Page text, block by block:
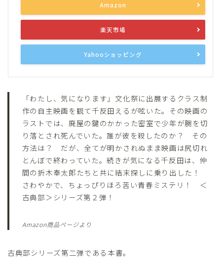
Amazon
楽天市場
Yahooショッピング
「わたし、気になります」文化祭に出展するクラス制
作の自主映画を観て千反田えるが呟いた。その映画の
ラストでは、廃屋の鍵のかかった密室で少年が腕を切
り落とされ死んでいた。誰が彼を殺したのか？ その
方法は？ だが、全てが明かされぬまま映画は尻切れ
とんぼで終わっていた。続きが気になる千反田は、仲
間の折木奉太郎たちと共に結末探しに乗り出した！
さわやかで、ちょっぴりほろ苦い青春ミステリ！ ＜
古典部＞シリーズ第２弾！
Amazon商品ページより
古典部シリーズ第二弾である本書。